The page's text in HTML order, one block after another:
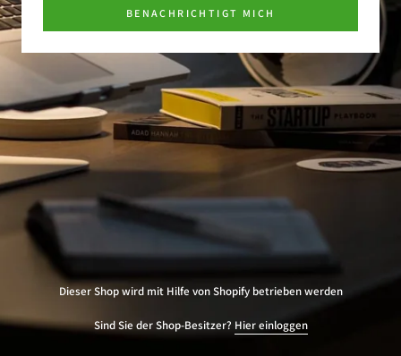
BENACHRICHTIGT MICH
Dieser Shop wird mit Hilfe von Shopify betrieben werden
Sind Sie der Shop-Besitzer? Hier einloggen